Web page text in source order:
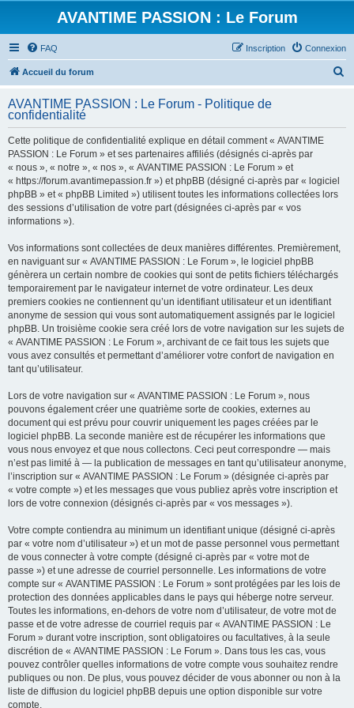
AVANTIME PASSION : Le Forum
FAQ Connexion
Inscription
Accueil du forum
h
AVANTIME PASSION : Le Forum - Politique de
confidentialité
Cette politique de confidentialité explique en détail comment « AVANTIME
PASSION : Le Forum » et ses partenaires affiliés (désignés ci-après par
« nous », « notre », « nos », « AVANTIME PASSION : Le Forum » et
« https://forum.avantimepassion.fr ») et phpBB (désigné ci-après par « logiciel
phpBB » et « phpBB Limited ») utilisent toutes les informations collectées lors
des sessions d’utilisation de votre part (désignées ci-après par « vos
informations »).
Vos informations sont collectées de deux manières différentes. Premièrement,
en naviguant sur « AVANTIME PASSION : Le Forum », le logiciel phpBB
génèrera un certain nombre de cookies qui sont de petits fichiers téléchargés
temporairement par le navigateur internet de votre ordinateur. Les deux
premiers cookies ne contiennent qu’un identifiant utilisateur et un identifiant
anonyme de session qui vous sont automatiquement assignés par le logiciel
phpBB. Un troisième cookie sera créé lors de votre navigation sur les sujets de
« AVANTIME PASSION : Le Forum », archivant de ce fait tous les sujets que
vous avez consultés et permettant d’améliorer votre confort de navigation en
tant qu’utilisateur.
Lors de votre navigation sur « AVANTIME PASSION : Le Forum », nous
pouvons également créer une quatrième sorte de cookies, externes au
document qui est prévu pour couvrir uniquement les pages créées par le
logiciel phpBB. La seconde manière est de récupérer les informations que
vous nous envoyez et que nous collectons. Ceci peut correspondre — mais
n’est pas limité à — la publication de messages en tant qu’utilisateur anonyme,
l’inscription sur « AVANTIME PASSION : Le Forum » (désignée ci-après par
« votre compte ») et les messages que vous publiez après votre inscription et
lors de votre connexion (désignés ci-après par « vos messages »).
Votre compte contiendra au minimum un identifiant unique (désigné ci-après
par « votre nom d’utilisateur ») et un mot de passe personnel vous permettant
de vous connecter à votre compte (désigné ci-après par « votre mot de
passe ») et une adresse de courriel personnelle. Les informations de votre
compte sur « AVANTIME PASSION : Le Forum » sont protégées par les lois de
protection des données applicables dans le pays qui héberge notre serveur.
Toutes les informations, en-dehors de votre nom d’utilisateur, de votre mot de
passe et de votre adresse de courriel requis par « AVANTIME PASSION : Le
Forum » durant votre inscription, sont obligatoires ou facultatives, à la seule
discrétion de « AVANTIME PASSION : Le Forum ». Dans tous les cas, vous
pouvez contrôler quelles informations de votre compte vous souhaitez rendre
publiques ou non. De plus, vous pouvez décider de vous abonner ou non à la
liste de diffusion du logiciel phpBB depuis une option disponible sur votre
compte.